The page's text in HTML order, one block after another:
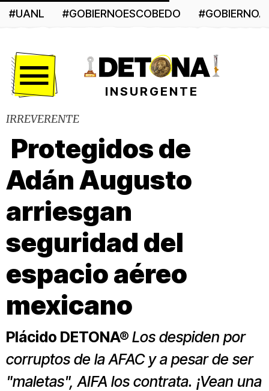
#UANL #GOBIERNOESCOBEDO
INSURGENTE
IRREVERENTE
Protegidos de
Adán Augusto
arriesgan
seguridad del
espacio aéreo
mexicano
Plácido DETONA® Los despiden por
corruptos de la AFAC y a pesar de ser
"maletas", AIFA los contrata. ¡Vean una